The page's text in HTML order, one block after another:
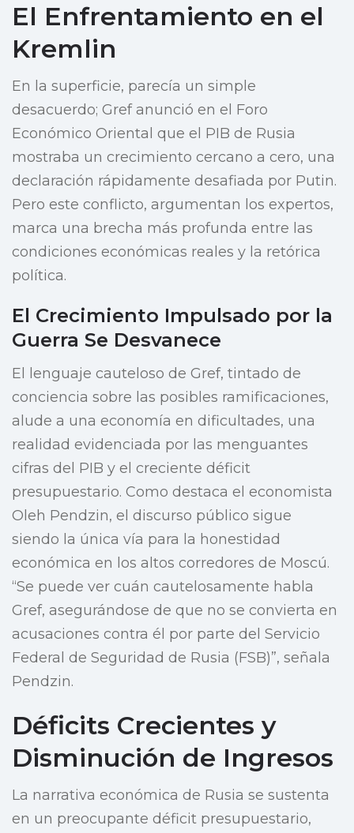
El Enfrentamiento en el
Kremlin
En la superficie, parecía un simple
desacuerdo; Gref anunció en el Foro
Económico Oriental que el PIB de Rusia
mostraba un crecimiento cercano a cero, una
declaración rápidamente desafiada por Putin.
Pero este conflicto, argumentan los expertos,
marca una brecha más profunda entre las
condiciones económicas reales y la retórica
política.
El Crecimiento Impulsado por la
Guerra Se Desvanece
El lenguaje cauteloso de Gref, tintado de
conciencia sobre las posibles ramificaciones,
alude a una economía en dificultades, una
realidad evidenciada por las menguantes
cifras del PIB y el creciente déficit
presupuestario. Como destaca el economista
Oleh Pendzin, el discurso público sigue
siendo la única vía para la honestidad
económica en los altos corredores de Moscú.
“Se puede ver cuán cautelosamente habla
Gref, asegurándose de que no se convierta en
acusaciones contra él por parte del Servicio
Federal de Seguridad de Rusia (FSB)”, señala
Pendzin.
Déficits Crecientes y
Disminución de Ingresos
La narrativa económica de Rusia se sustenta
en un preocupante déficit presupuestario,